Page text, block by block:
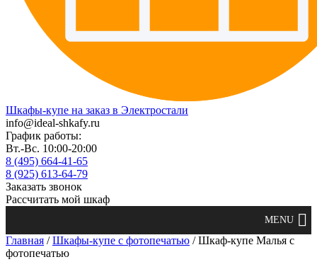
Шкафы-купе на заказ в Электростали
info@ideal-shkafy.ru
График работы:
Вт.-Вс. 10:00-20:00
8 (495) 664-41-65
8 (925) 613-64-79
Заказать звонок
Рассчитать мой шкаф
Главная /Шкафы-купе с фотопечатью / Шкаф-купе Малья с
фотопечатью